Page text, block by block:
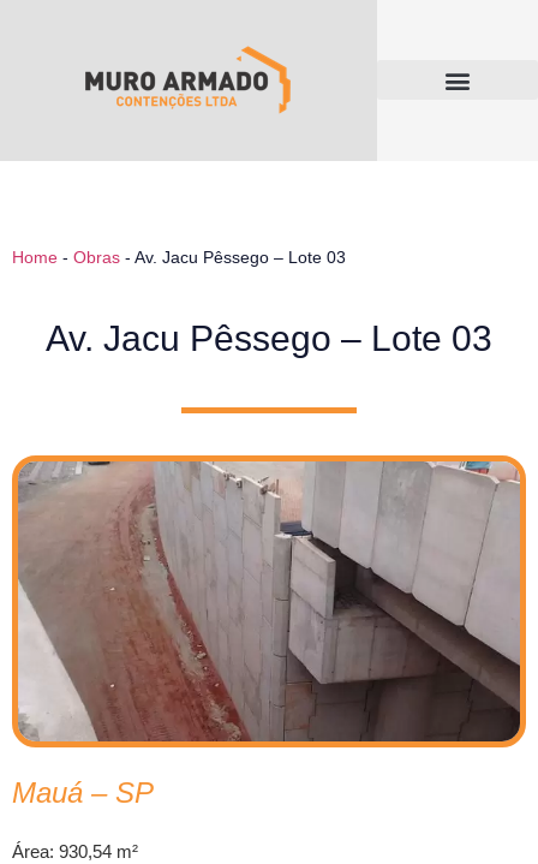
Home - Obras - Av. Jacu Pêssego – Lote 03
Av. Jacu Pêssego – Lote 03
Mauá – SP
Área: 930,54 m²